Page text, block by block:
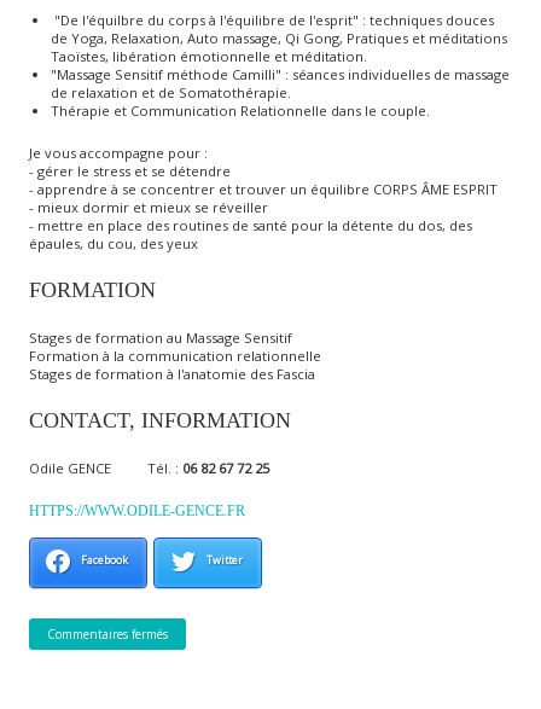
"De l'équilbre du corps à l'équilibre de l'esprit" : techniques douces
de Yoga, Relaxation, Auto massage, Qi Gong, Pratiques et méditations
Taoïstes, libération émotionnelle et méditation.
"Massage Sensitif méthode Camilli" : séances individuelles de massage
de relaxation et de Somatothérapie.
Thérapie et Communication Relationnelle dans le couple.
Je vous accompagne pour :
- gérer le stress et se détendre
- apprendre à se concentrer et trouver un équilibre CORPS ÂME ESPRIT
- mieux dormir et mieux se réveiller
- mettre en place des routines de santé pour la détente du dos, des
épaules, du cou, des yeux
FORMATION
Stages de formation au Massage Sensitif
Formation à la communication relationnelle
Stages de formation à l'anatomie des Fascia
CONTACT, INFORMATION
Odile GENCE Tél. : 06 82 67 72 25
HTTPS://WWW.ODILE-GENCE.FR
Facebook Twitter
Commentaires fermés